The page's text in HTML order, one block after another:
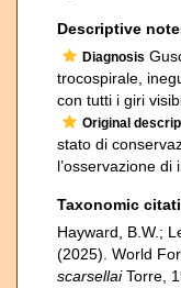
Descriptive
Diagnosis
trocospirale,
con tutti i giri
Original
stato di
l’osservazione di
Taxonomic
Hayward, B.W.;
(2025). World
scarsellaiTorre,